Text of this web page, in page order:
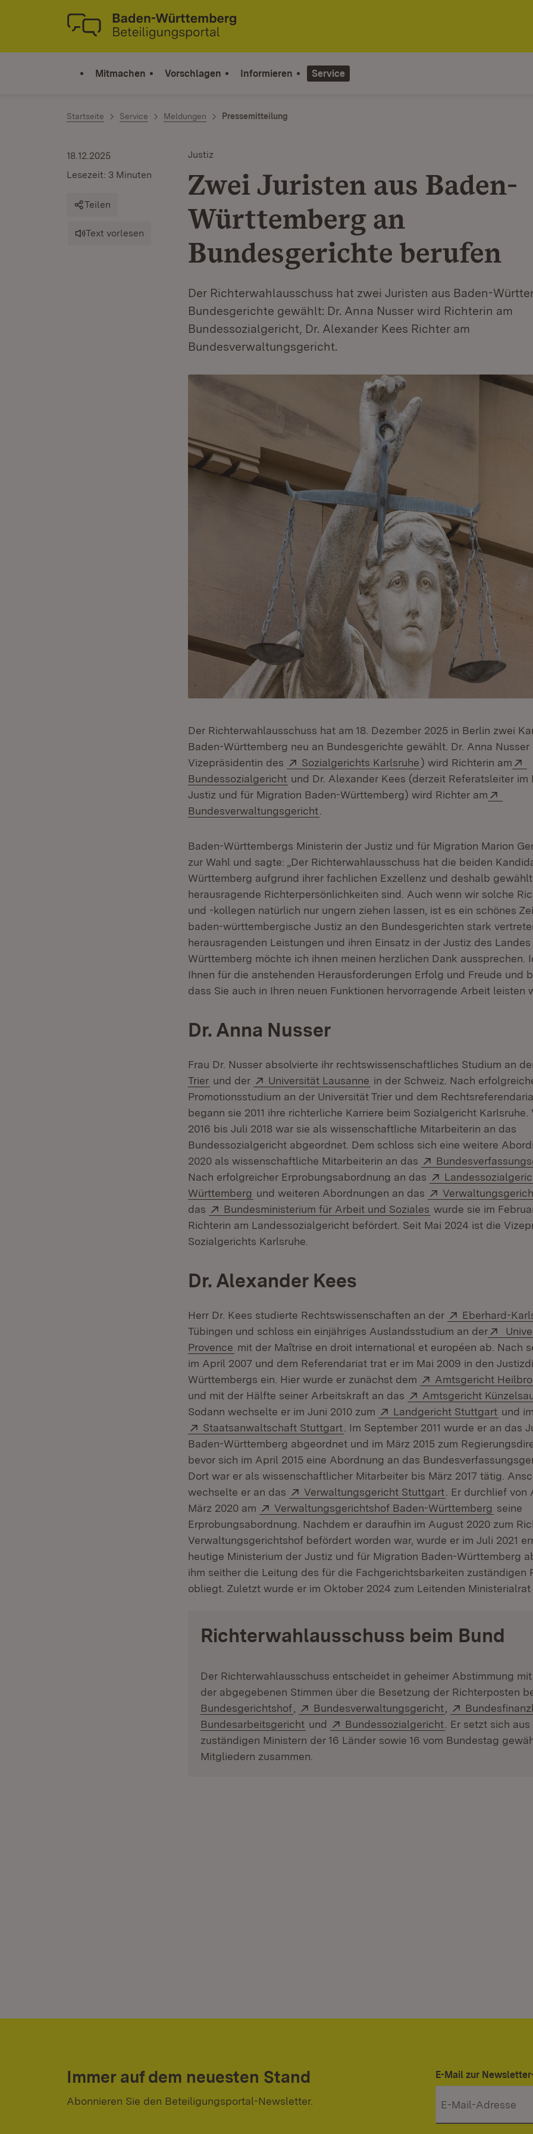
Zum Inhalt springen
Link zur Startseite
Mitmachen Vorschlagen Informieren Service
Startseite Service Meldungen Pressemitteilung
Justiz
Zwei Juristen aus Baden-
Württemberg an
Bundesgerichte berufen
Der Richterwahlausschuss hat zwei Juristen aus Baden-
Bundesgerichte gewählt: Dr. Anna Nusser wird Richterin am
Bundessozialgericht, Dr. Alexander Kees Richter am
Bundesverwaltungsgericht.
18.12.2025
Lesezeit: 3 Minuten
Teilen
Text vorlesen
Der Richterwahlausschuss hat am 18. Dezember 2025 in Berlin zwei
Baden-Württemberg neu an Bundesgerichte gewählt. Dr. Anna Nusser
Vizepräsidentin des
Extern:
Sozialgerichts Karlsruhe(Öffnet in neuem
) wird Richterin am
Bundessozialgericht (Öffnet in neuem Fenster)
und Dr. Alexander Kees (derzeit Referatsleiter im
Justiz und für Migration Baden-Württemberg) wird Richter am
Bundesverwaltungsgericht
Baden-Württembergs Ministerin der Justiz und für Migration Marion
zur Wahl und sagte: „Der Richterwahlausschuss hat die beiden
Württemberg aufgrund ihrer fachlichen Exzellenz und deshalb
herausragende Richterpersönlichkeiten sind. Auch wenn wir solche
und -kollegen natürlich nur ungern ziehen lassen, ist es ein schönes
baden-württembergische Justiz an den Bundesgerichten stark
herausragenden Leistungen und ihren Einsatz in der Justiz des
Württemberg möchte ich ihnen meinen herzlichen Dank aussprechen.
Ihnen für die anstehenden Herausforderungen Erfolg und Freude und
dass Sie auch in Ihren neuen Funktionen hervorragende Arbeit leisten
Dr. Anna Nusser
Frau Dr. Nusser absolvierte ihr rechtswissenschaftliches Studium an
Trier (Öffnet in neuem Fenster)
und der Extern:
Universität Lausanne (Öffnet in neuem Fenster)
in der Schweiz. Nach
Promotionsstudium an der Universität Trier und dem
begann sie 2011 ihre richterliche Karriere beim Sozialgericht Karlsruhe.
2016 bis Juli 2018 war sie als wissenschaftliche Mitarbeiterin an das
Bundessozialgericht abgeordnet. Dem schloss sich eine weitere
2020 als wissenschaftliche Mitarbeiterin an das
Extern:
Nach erfolgreicher Erprobungsabordnung an das
Extern:
Württemberg (Öffnet in neuem Fenster)
und weiteren Abordnungen an das Extern:
das
Extern:
Bundesministerium für Arbeit und Soziales (Öffnet in neuem
wurde sie im
Richterin am Landessozialgericht befördert. Seit Mai 2024 ist die
Sozialgerichts Karlsruhe.
Dr. Alexander Kees
Herr Dr. Kees studierte Rechtswissenschaften an der Extern:
Eberhard-
Tübingen und schloss ein einjähriges Auslandsstudium an der
Provence (Öffnet in neuem Fenster)
mit der Maîtrise en droit international et européen ab. Nach
im April 2007 und dem Referendariat trat er im Mai 2009 in den
Württembergs ein. Hier wurde er zunächst dem
Extern:
Amtsgericht
und mit der Hälfte seiner Arbeitskraft an das
Extern:
Amtsgericht
Sodann wechselte er im Juni 2010 zum
Extern:
Landgericht Stuttgart und
Extern:
Staatsanwaltschaft Stuttgart (Öffnet in neuem Fenster)
. Im September 2011 wurde er an das
Baden-Württemberg abgeordnet und im März 2015 zum
bevor sich im April 2015 eine Abordnung an das
Dort war er als wissenschaftlicher Mitarbeiter bis März 2017 tätig.
wechselte er an das
Extern:
Verwaltungsgericht Stuttgart (Öffnet in neuem
. Er durchlief
März 2020 am
Extern:
Verwaltungsgerichtshof Baden-Württemberg (Öffnet
seine
Erprobungsabordnung. Nachdem er daraufhin im August 2020 zum
Verwaltungsgerichtshof befördert worden war, wurde er im Juli 2021
heutige Ministerium der Justiz und für Migration Baden-Württemberg
ihm seither die Leitung des für die Fachgerichtsbarkeiten zuständigen
obliegt. Zuletzt wurde er im Oktober 2024 zum Leitenden Ministerialrat
Richterwahlausschuss beim Bund
Der Richterwahlausschuss entscheidet in geheimer Abstimmung
der abgegebenen Stimmen über die Besetzung der Richterposten
Bundesgerichtshof (Öffnet in neuem Fenster)
Extern:
Bundesverwaltungsgericht (Öffnet in neuem
Extern:
Bundesarbeitsgericht (Öffnet in neuem Fenster)
und Extern:
Bundessozialgericht (Öffnet in neuem
. Er setzt sich
zuständigen Ministern der 16 Länder sowie 16 vom Bundestag
Mitgliedern zusammen.
Immer auf dem neuesten Stand
Abonnieren Sie den Beteiligungsportal-Newsletter.
E-Mail zur